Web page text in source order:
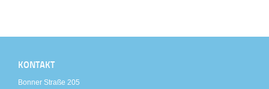
KONTAKT
Bonner Straße 205